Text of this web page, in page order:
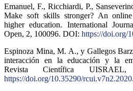
Emanuel, F., Ricchiardi, P.,
Make soft skills stronger? An
higher education. International
Open, 2, 100096. DOI: https://doi.org/
Espinoza Mina, M. A., y Gallegos
interacción en la educación y la
Revista Científica
https://doi.org/10.35290/